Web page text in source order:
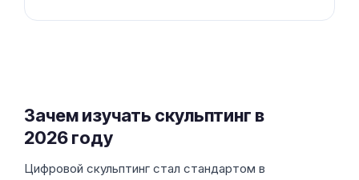
Зачем изучать скульптинг в
2026 году
Цифровой скульптинг стал стандартом в